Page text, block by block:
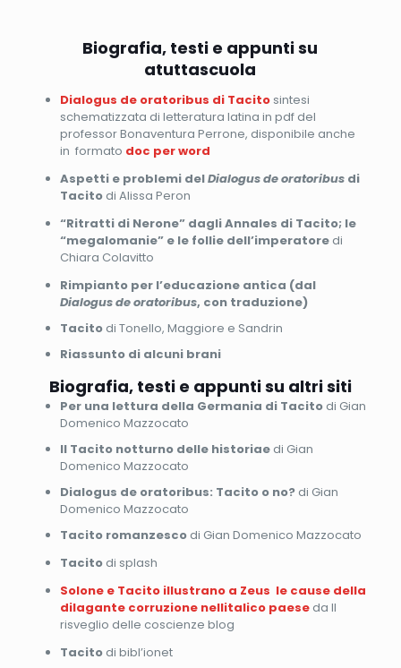
Biografia, testi e appunti su
atuttascuola
Dialogus de oratoribus di Tacitosintesi
schematizzata di letteratura latina in pdf del
professor Bonaventura Perrone, disponibile anche
in formato doc per word
Aspetti e problemi delDialogus de oratoribusdi
Tacitodi Alissa Peron
“Ritratti di Nerone” dagli Annales di Tacito; le
“megalomanie” e le follie dell’imperatore di
Chiara Colavitto
Rimpianto per l’educazione antica (dal
Dialogus de oratoribus, con traduzione)
Tacitodi Tonello, Maggiore e Sandrin
Riassunto di alcuni brani
Biografia, testi e appunti su altri siti
Per una lettura della Germania di Tacitodi Gian
Domenico Mazzocato
Il Tacito notturno delle historiaedi Gian
Domenico Mazzocato
Dialogus de oratoribus: Tacito o no?di Gian
Domenico Mazzocato
Tacito romanzescodi Gian Domenico Mazzocato
Tacito di splash
Solone e Tacito illustrano a Zeus le cause della
dilagante corruzione nellitalico paeseda Il
risveglio delle coscienze blog
Tacito di bibl’ionet